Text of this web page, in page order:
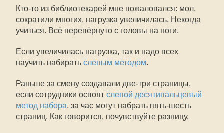
Кто-то из библиотекарей мне пожаловался: мол,
сократили многих, нагрузка увеличилась. Некогда
учиться. Всё перевёрнуто с головы на ноги.
Если увеличилась нагрузка, так и надо всех
научить набирать слепым методом.
Раньше за смену создавали две-три страницы,
если сотрудники освоят слепой десятипальцевый
метод набора, за час могут набрать пять-шесть
страниц. Как говорится, почувствуйте разницу.